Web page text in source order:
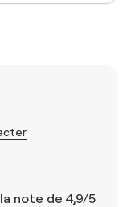
note de 4,9/5